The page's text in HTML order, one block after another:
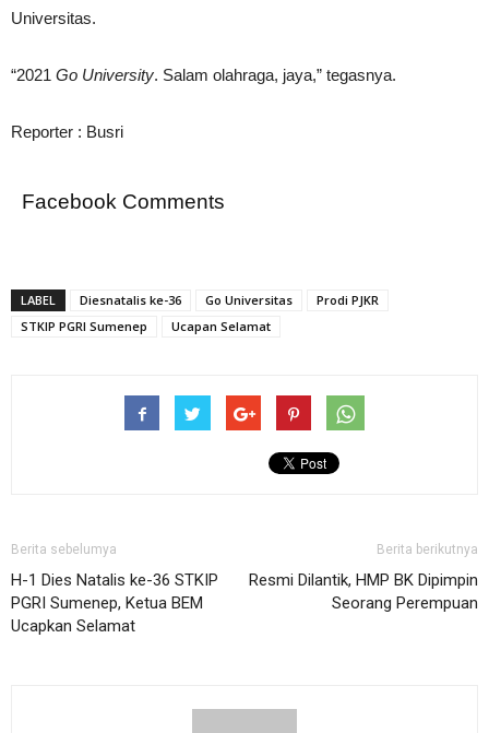
Universitas.
“2021 Go University. Salam olahraga, jaya,” tegasnya.
Reporter : Busri
Facebook Comments
LABEL Diesnatalis ke-36 Go Universitas
Prodi PJKR
STKIP PGRI Sumenep
Ucapan Selamat
Berita sebelumya
H-1 Dies Natalis ke-36 STKIP
PGRI Sumenep, Ketua BEM
Ucapkan Selamat
Berita berikutnya
Resmi Dilantik, HMP BK Dipimpin
Seorang Perempuan